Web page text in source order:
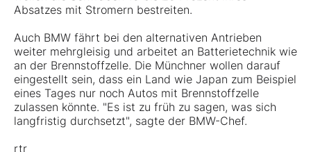
Absatzes mit Stromern bestreiten.
Auch BMW fährt bei den alternativen Antrieben
weiter mehrgleisig und arbeitet an Batterietechnik wie
an der Brennstoffzelle. Die Münchner wollen darauf
eingestellt sein, dass ein Land wie Japan zum Beispiel
eines Tages nur noch Autos mit Brennstoffzelle
zulassen könnte. "Es ist zu früh zu sagen, was sich
langfristig durchsetzt", sagte der BMW-Chef.
rtr